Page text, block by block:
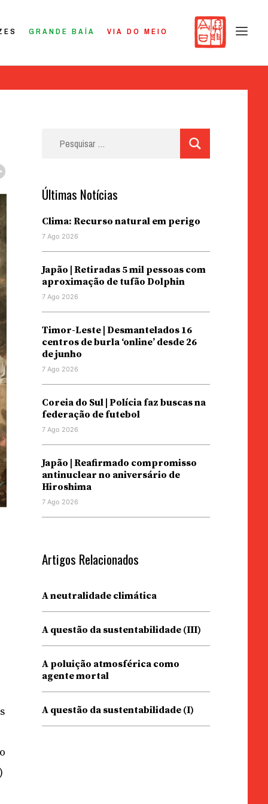
GRANDE BAÍA VIA DO MEIO
Últimas Notícias
Clima: Recurso natural em perigo
7 Ago 2026
Japão | Retiradas 5 mil pessoas com
aproximação de tufão Dolphin
7 Ago 2026
Timor-Leste | Desmantelados 16
centros de burla ‘online’ desde 26
de junho
7 Ago 2026
Coreia do Sul | Polícia faz buscas na
federação de futebol
7 Ago 2026
Japão | Reafirmado compromisso
antinuclear no aniversário de
Hiroshima
7 Ago 2026
Artigos Relacionados
A neutralidade climática
A questão da sustentabilidade (III)
A poluição atmosférica como
agente mortal
A questão da sustentabilidade (I)